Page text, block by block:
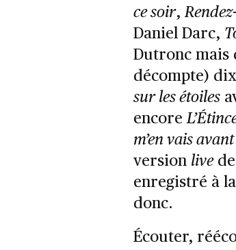
ce soir,
Daniel Darc,
Dutronc mais
décompte)
sur les étoiles
encore
m’en vais
version livede
enregistré à
donc.
Écouter,